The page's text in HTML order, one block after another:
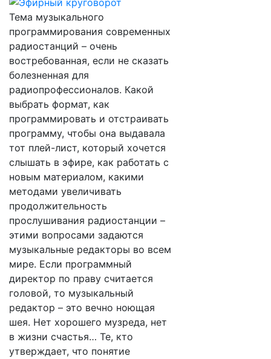
Тема музыкального
программирования современных
радиостанций – очень
востребованная, если не сказать
болезненная для
радиопрофессионалов. Какой
выбрать формат, как
программировать и отстраивать
программу, чтобы она выдавала
тот плей-лист, который хочется
слышать в эфире, как работать с
новым материалом, какими
методами увеличивать
продолжительность
прослушивания радиостанции –
этими вопросами задаются
музыкальные редакторы во всем
мире. Если программный
директор по праву считается
головой, то музыкальный
редактор – это вечно ноющая
шея. Нет хорошего музреда, нет
в жизни счастья… Те, кто
утверждает, что понятие